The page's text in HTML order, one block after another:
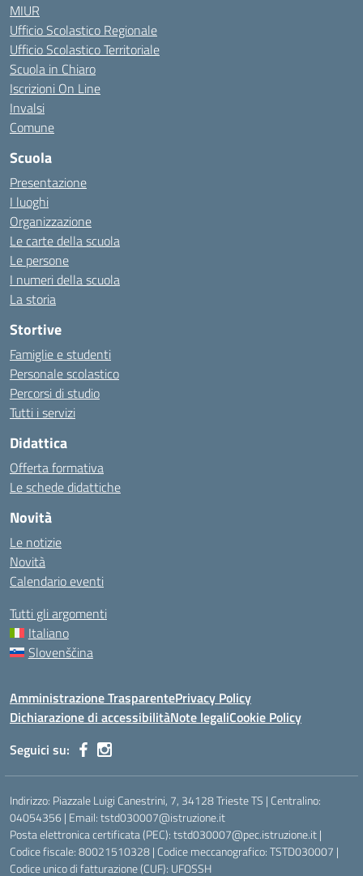
MIUR
Ufficio Scolastico Regionale
Ufficio Scolastico Territoriale
Scuola in Chiaro
Iscrizioni On Line
Invalsi
Comune
Scuola
Presentazione
I luoghi
Organizzazione
Le carte della scuola
Le persone
I numeri della scuola
La storia
Stortive
Famiglie e studenti
Personale scolastico
Percorsi di studio
Tutti i servizi
Didattica
Offerta formativa
Le schede didattiche
Novità
Le notizie
Novità
Calendario eventi
Tutti gli argomenti
Italiano
Slovenščina
Amministrazione TrasparentePrivacy Policy
Dichiarazione di accessibilitàNote legaliCookie Policy
Seguici su:
Indirizzo: Piazzale Luigi Canestrini, 7, 34128 Trieste TS | Centralino:
04054356 | Email: tstd030007@istruzione.it
Posta elettronica certificata (PEC): tstd030007@pec.istruzione.it |
Codice fiscale: 80021510328 | Codice meccanografico: TSTD030007 |
Codice unico di fatturazione (CUF): UFOSSH